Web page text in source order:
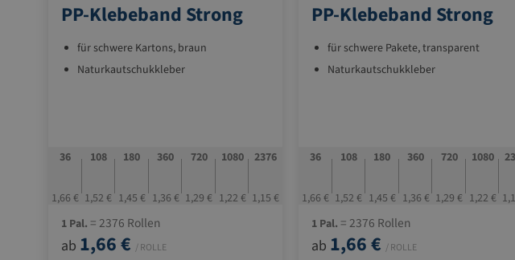
PP-Klebeband Strong
für schwere Kartons, braun
Naturkautschukkleber
36
1,66 €
108
1,52 €
180
1,45 €
360
1,36 €
720
1,29 €
1080
1,22 €
2376
1,15 €
1 Pal. = 2376 Rollen
ab 1,66 € / ROLLE
PP-Klebeband Strong
für schwere Pakete, transparent
Naturkautschukkleber
36
1,66 €
108
1,52 €
180
1,45 €
360
1,36 €
720
1,29 €
1080
1,22 €
1 Pal. = 2376 Rollen
ab 1,66 € / ROLLE